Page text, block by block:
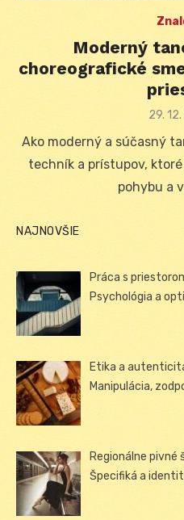
Moderný
choreografické
29.
Ako moderný a súčasný
techník a prístupov,
pohybu a
NAJNOVŠIE
Práca s
Psychológia a
Etika a
Manipulácia,
Regionálne pivné
Špecifiká a